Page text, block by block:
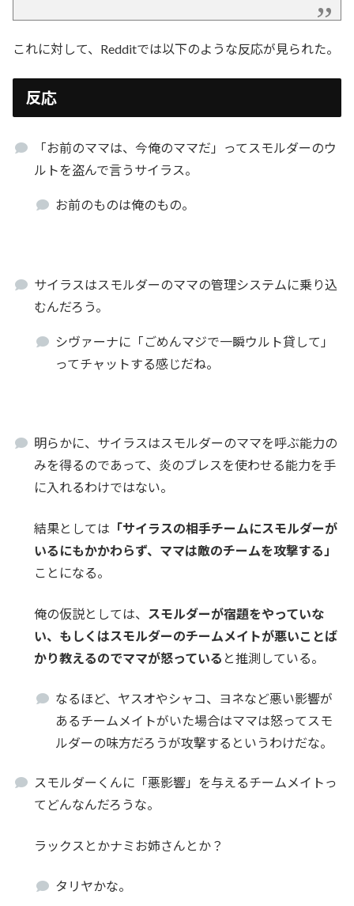
これに対して、Redditでは以下のような反応が見られた。
反応
「お前のママは、今俺のママだ」ってスモルダーのウ
ルトを盗んで言うサイラス。
お前のものは俺のもの。
サイラスはスモルダーのママの管理システムに乗り込
むんだろう。
シヴァーナに「ごめんマジで一瞬ウルト貸して」
ってチャットする感じだね。
明らかに、サイラスはスモルダーのママを呼ぶ能力の
みを得るのであって、炎のブレスを使わせる能力を手
に入れるわけではない。
結果としては 「サイラスの相手チームにスモルダーが
いるにもかかわらず、ママは敵のチームを攻撃する」
ことになる。
俺の仮説としては、 スモルダーが宿題をやっていな
い、もしくはスモルダーのチームメイトが悪いことば
かり教えるのでママが怒っている と推測している。
なるほど、ヤスオやシャコ、ヨネなど悪い影響が
あるチームメイトがいた場合はママは怒ってスモ
ルダーの味方だろうが攻撃するというわけだな。
スモルダーくんに「悪影響」を与えるチームメイトっ
てどんなんだろうな。
ラックスとかナミお姉さんとか？
タリヤかな。